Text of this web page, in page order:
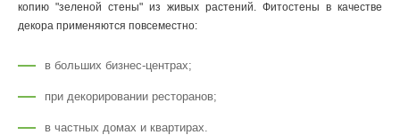
копию "зеленой стены" из живых растений. Фитостены в качестве
декора применяются повсеместно:
в больших бизнес-центрах;
при декорировании ресторанов;
в частных домах и квартирах.